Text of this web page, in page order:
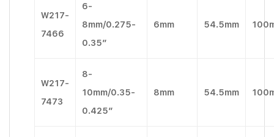
W217-
7466
6-
8mm/0.275-
0.35″
6mm 54.5mm
W217-
7473
8-
10mm/0.35-
0.425″
8mm 54.5mm